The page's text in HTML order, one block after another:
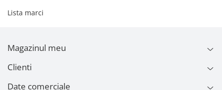
Lista marci
Magazinul meu
Clienti
Date comerciale